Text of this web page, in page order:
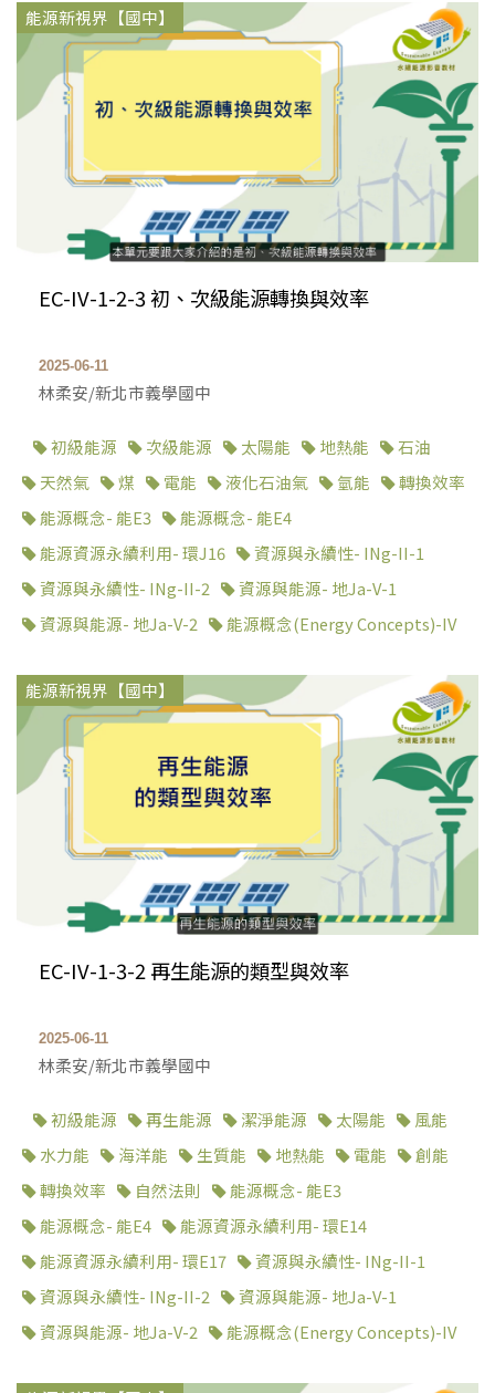
能源新視界【國中】
EC-IV-1-2-3 初、次級能源轉換與效率
2025-06-11
林柔安/新北市義學國中
初級能源 次級能源 太陽能 地熱能
石油
天然氣
煤 電能 液化石油氣 氫能
轉換效率
能源概念- 能E3
能源概念- 能E4
能源資源永續利用- 環J16
資源與永續性- INg-II-1
資源與永續性- INg-II-2
資源與能源- 地Ja-V-1
資源與能源- 地Ja-V-2
能源概念(Energy Concepts)-IV
能源新視界【國中】
EC-IV-1-3-2 再生能源的類型與效率
2025-06-11
林柔安/新北市義學國中
初級能源 再生能源 潔淨能源 太陽能
風能
水力能
海洋能 生質能 地熱能 電能
創能
轉換效率
自然法則
能源概念- 能E3
能源概念- 能E4
能源資源永續利用- 環E14
能源資源永續利用- 環E17
資源與永續性- INg-II-1
資源與永續性- INg-II-2
資源與能源- 地Ja-V-1
資源與能源- 地Ja-V-2
能源概念(Energy Concepts)-IV